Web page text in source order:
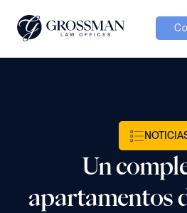
ResultadosUn
apartamentos